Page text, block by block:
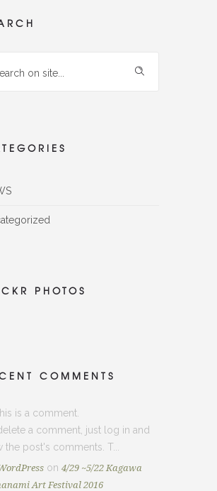
PHOTOS
COMMENTS
is a comment.
a comment, just log in and
the post's comments. T...
on 4/29 ~5/22 Kagawa
Art Festival 2016